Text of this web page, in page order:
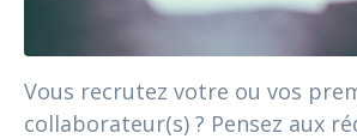
Vous recrutez votre ou vos
collaborateur(s) ? Pensez aux